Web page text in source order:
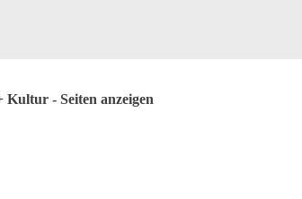
- Seiten anzeigen